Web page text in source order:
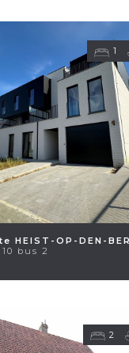
1
HEIST-OP-DEN-
bus 2
2